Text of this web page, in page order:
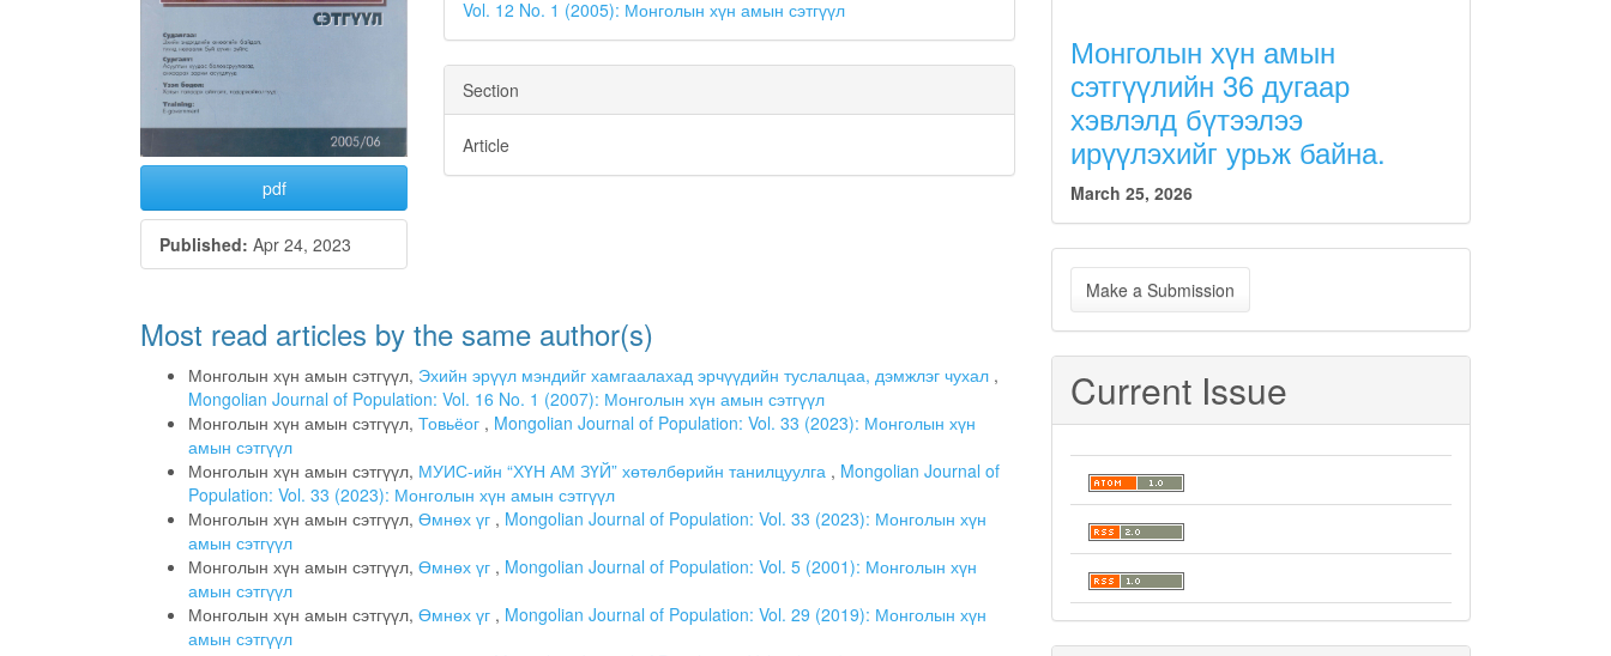
pdf
Published: Apr 24, 2023
Vol. 12 No. 1 (2005): Монголын хүн амын сэтгүүл
Section
Article
Most read articles by the same author(s)
Монголын хүн амын сэтгүүл, Эхийн эрүүл мэндийг хамгаалахад эрчүүдийн туслалцаа, дэмжлэг чухал ,
Mongolian Journal of Population: Vol. 16 No. 1 (2007): Монголын хүн амын сэтгүүл
Монголын хүн амын сэтгүүл, Товьёог , Mongolian Journal of Population: Vol. 33 (2023): Монголын хүн
амын сэтгүүл
Монголын хүн амын сэтгүүл, МУИС-ийн “ХҮН АМ ЗҮЙ” хөтөлбөрийн танилцуулга , Mongolian Journal of
Population: Vol. 33 (2023): Монголын хүн амын сэтгүүл
Монголын хүн амын сэтгүүл, Өмнөх үг , Mongolian Journal of Population: Vol. 33 (2023): Монголын хүн
амын сэтгүүл
Монголын хүн амын сэтгүүл, Өмнөх үг , Mongolian Journal of Population: Vol. 5 (2001): Монголын хүн
амын сэтгүүл
Монголын хүн амын сэтгүүл, Өмнөх үг , Mongolian Journal of Population: Vol. 29 (2019): Монголын хүн
амын сэтгүүл
Монголын хүн амын
сэтгүүлийн 36 дугаар
хэвлэлд бүтээлээ
ирүүлэхийг урьж байна.
March 25, 2026
Make
a
Submission
Make a Submission
Current Issue